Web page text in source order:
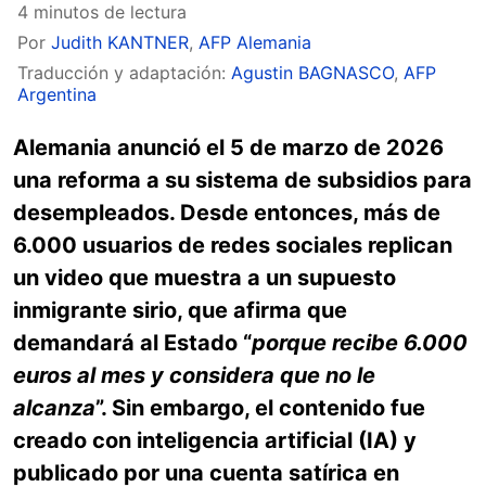
4 minutos de lectura
Por Judith KANTNER, AFP Alemania
Traducción y adaptación: Agustin BAGNASCO, AFP
Argentina
Alemania anunció el 5 de marzo de 2026
una reforma a su sistema de subsidios para
desempleados. Desde entonces, más de
6.000 usuarios de redes sociales replican
un video que muestra a un supuesto
inmigrante sirio, que afirma que
demandará al Estado “porque recibe 6.000
euros al mes y considera que no le
alcanza”. Sin embargo, el contenido fue
creado con inteligencia artificial (IA) y
publicado por una cuenta satírica en